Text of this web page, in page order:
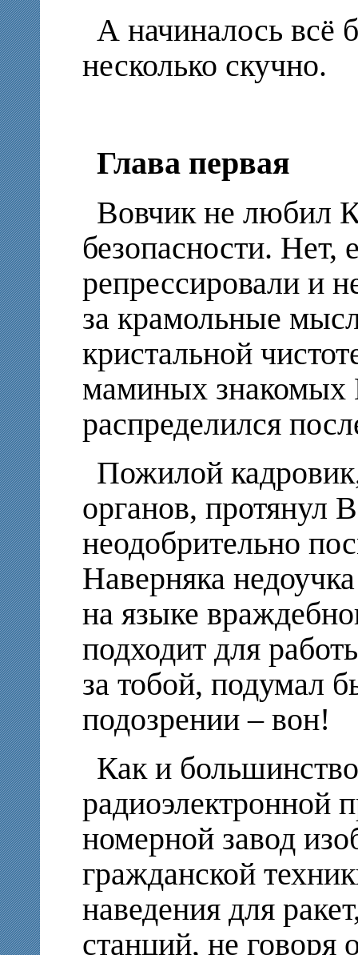
А начиналось всё
несколько скучно.
Глава первая
Вовчик не любил
безопасности. Нет,
репрессировали и
за крамольные
кристальной
маминых знакомых
распределился
Пожилой
органов, протянул
неодобрительно
Наверняка
на языке
подходит для
за тобой, подумал
подозрении – вон!
Как и
радиоэлектронной
номерной завод
гражданской
наведения для
станций, не говоря